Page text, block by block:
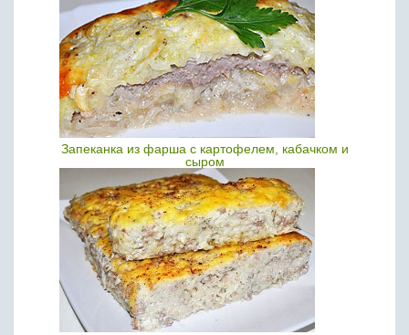
Запеканка из фарша с картофелем, кабачком и
сыром